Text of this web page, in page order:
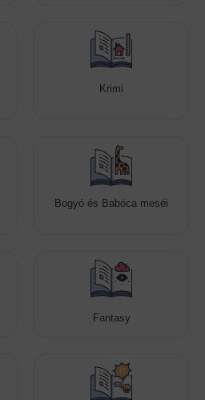
Krimi
Bogyó és Babóca meséi
Fantasy